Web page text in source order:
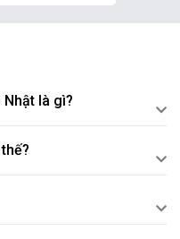
là gì?